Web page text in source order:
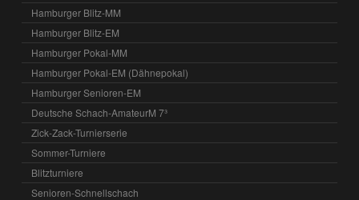
Hamburger Blitz-MM
Hamburger Blitz-EM
Hamburger Pokal-MM
Hamburger Pokal-EM (Dähnepokal)
Hamburger Senioren-EM
Deutsche Schach-AmateurM 7³
Zick-Zack-Turnierserie
Sommer-Turniere
Blitzturniere
Senioren-Schnellschach